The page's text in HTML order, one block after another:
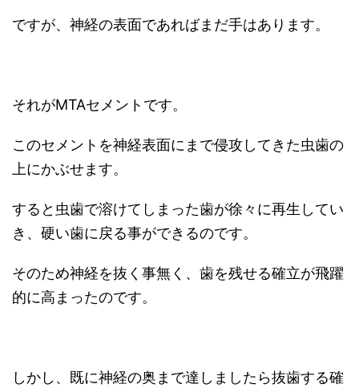
ですが、神経の表面であればまだ手はあります。
それがMTAセメントです。
このセメントを神経表面にまで侵攻してきた虫歯の
上にかぶせます。
すると虫歯で溶けてしまった歯が徐々に再生してい
き、硬い歯に戻る事ができるのです。
そのため神経を抜く事無く、歯を残せる確立が飛躍
的に高まったのです。
しかし、既に神経の奥まで達しましたら抜歯する確